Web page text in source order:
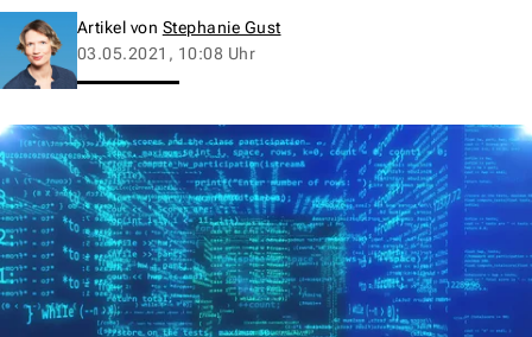
Artikel von Stephanie Gust
03.05.2021, 10:08 Uhr